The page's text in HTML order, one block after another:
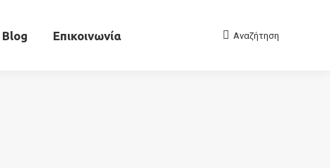
Blog Επικοινωνία Search:
Αναζήτηση